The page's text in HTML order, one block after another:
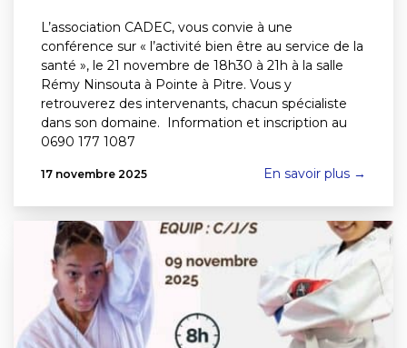
L’association CADEC, vous convie à une
conférence sur « l’activité bien être au service de la
santé », le 21 novembre de 18h30 à 21h à la salle
Rémy Ninsouta à Pointe à Pitre. Vous y
retrouverez des intervenants, chacun spécialiste
dans son domaine. Information et inscription au
0690 177 1087
17 novembre 2025 En savoir plus →